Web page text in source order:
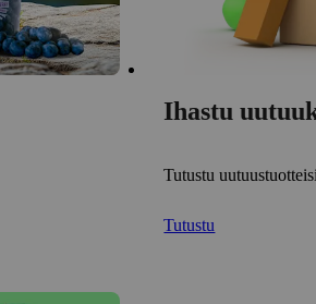
Ihastu
Tutustu
Tutustu